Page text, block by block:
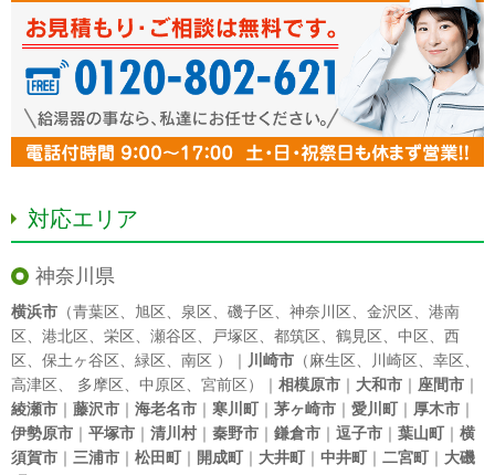
対応エリア
神奈川県
横浜市 （青葉区 旭区 泉区 磯子区 神奈川区 金沢区
港南
区
港北区 栄区 瀬谷区 戸塚区 都筑区 鶴見区 中区
西
区
保土ヶ谷区 緑区 南区 ）｜ 川崎市 （麻生区 川崎区 幸区
高津区
多摩区 中原区 宮前区）｜ 相模原市 ｜ 大和市 ｜ 座間市 ｜
綾瀬市 ｜ 藤沢市 ｜ 海老名市 ｜ 寒川町｜ 茅ヶ崎市 ｜ 愛川町｜ 厚木市 ｜
伊勢原市 ｜ 平塚市 ｜ 清川村｜ 秦野市 ｜ 鎌倉市 ｜ 逗子市 ｜ 葉山町｜ 横
須賀市 ｜ 三浦市 ｜ 松田町｜ 開成町｜ 大井町｜ 中井町｜ 二宮町｜ 大磯